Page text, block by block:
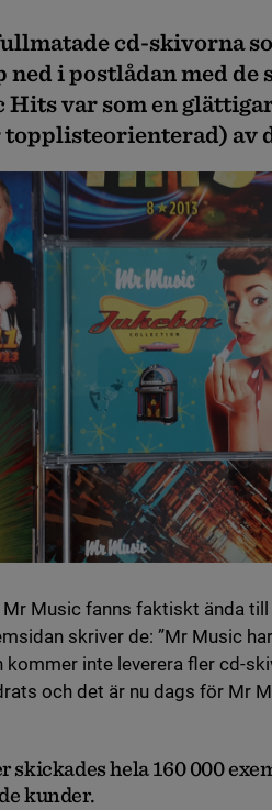
cd-skivorna
i postlådan med de
var som en
av
Music fanns faktiskt ända
skriver de: ”Mr Music
kommer inte leverera fler cd-
och det är nu dags för Mr
skickades hela 160 000
kunder.